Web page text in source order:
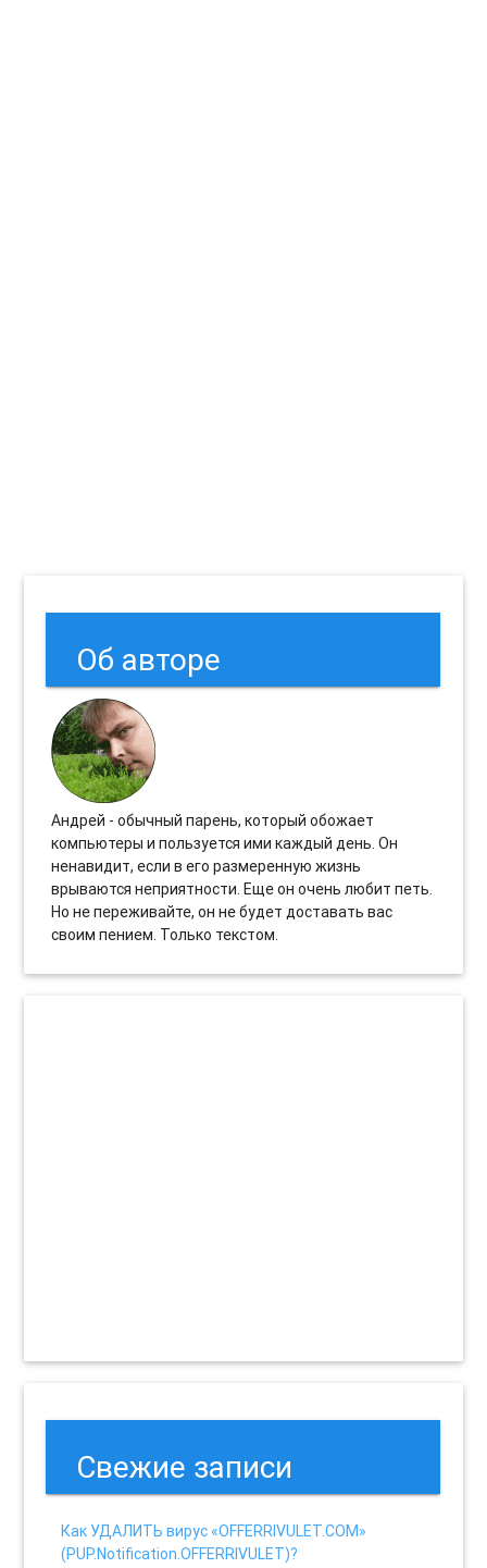
Об авторе
Андрей - обычный парень, который обожает
компьютеры и пользуется ими каждый день. Он
ненавидит, если в его размеренную жизнь
врываются неприятности. Еще он очень любит петь.
Но не переживайте, он не будет доставать вас
своим пением. Только текстом.
Свежие записи
Как УДАЛИТЬ вирус «OFFERRIVULET.COM»
(PUP.Notification.OFFERRIVULET)?